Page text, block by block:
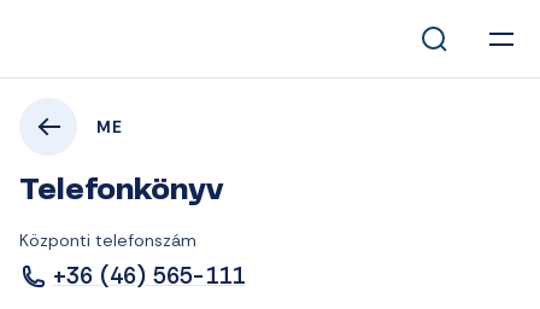
ME
Telefonkönyv
Központi telefonszám
+36 (46) 565-111